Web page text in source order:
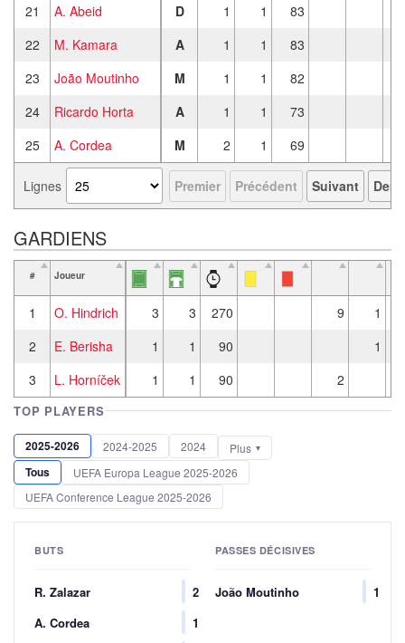
21
A. Abeid D 1 1
83
22
M. Kamara A 1 1
83
23
João Moutinho M 1 1
82
24
Ricardo Horta A 1 1
73
25
A. Cordea M 2 1 69
Lignes Premier Précédent Suivant
GARDIENS
# Joueur
1 O. Hindrich 3 3 270 9
1
2
E. Berisha 1 1 90
1
3
L. Horníček 1 1 90 2
TOP PLAYERS
2025-2026 2024-2025 2024 Plus
Tous
UEFA Europa League 2025-2026
UEFA Conference League 2025-2026
BUTS
R. Zalazar
2
A. Cordea
1
PASSES DÉCISIVES
João Moutinho 1